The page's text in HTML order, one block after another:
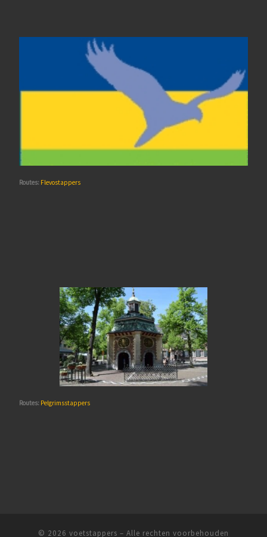
Routes: Flevostappers
Routes: Pelgrimsstappers
© 2026 voetstappers – Alle rechten voorbehouden